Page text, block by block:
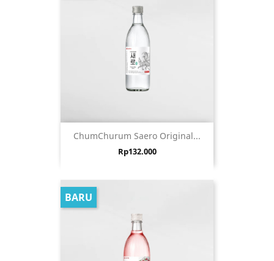
ChumChurum Saero Original...
Harga
Rp132.000
BARU